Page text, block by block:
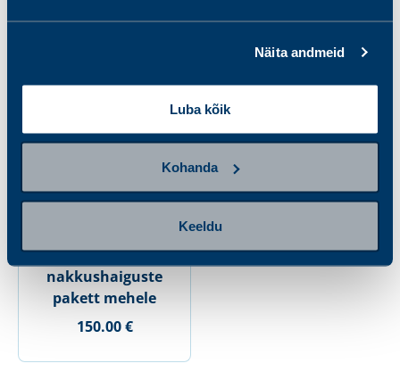
Näita andmeid
Luba kõik
Kohanda
Keeldu
Sugulisel teel levivate
nakkushaiguste
pakett mehele
150.00 €